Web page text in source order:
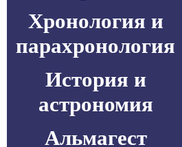
Хронология и
парахронология
История и
астрономия
Альмагест